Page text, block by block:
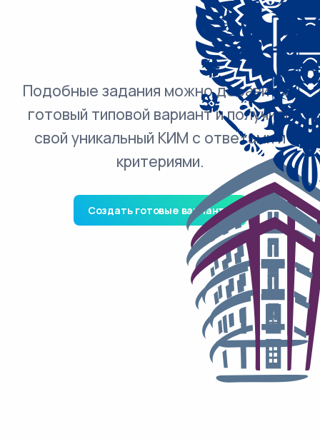
Подобные задания можно добавить в
готовый типовой вариант и получить
свой уникальный КИМ с ответами и
критериями.
Создать готовые варианты